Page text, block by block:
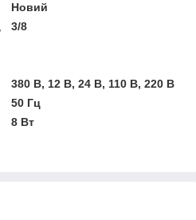
Новий
3/8
380 В, 12 В, 24 В, 110 В, 220 В
50 Гц
8 Вт